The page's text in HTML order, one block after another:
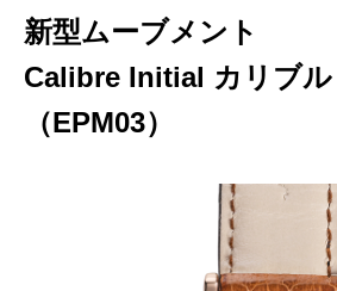
新型ムーブメント
Calibre Initial カリブ
（EPM03）